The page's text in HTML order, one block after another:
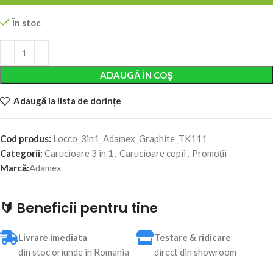
În stoc
ADAUGĂ ÎN COȘ
Adaugă la lista de dorințe
Cod produs: Locco_3in1_Adamex_Graphite_TK111
Categorii: Carucioare 3 in 1 Carucioare copii
Promoții
Marcă:Adamex
🔰 Beneficii pentru tine
Livrare imediata
din stoc oriunde in Romania
Testare & ridicare
direct din showroom